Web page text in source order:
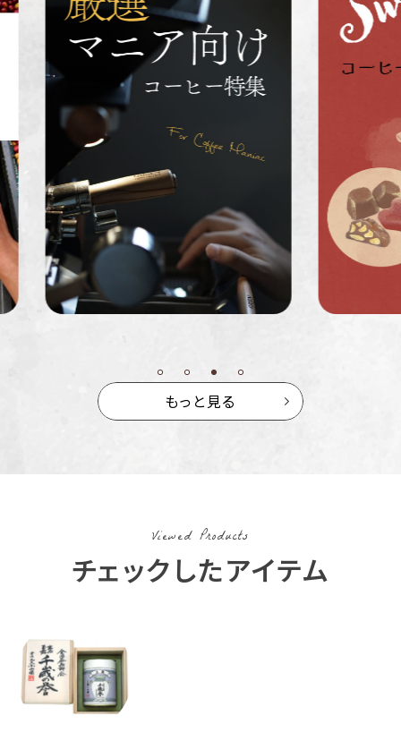
すてきな道
具
生活雑貨
業務用 定期便
インドネシ
ア
グァテマラ
ミャンマー ルワンダ
もっと見る
Viewed Products
チェックしたアイテム